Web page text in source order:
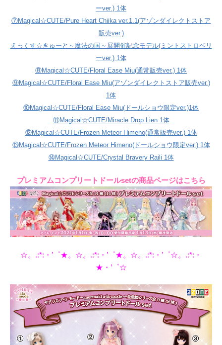
ーver.) 1体
⑦Magical☆CUTE/Pure Heart Chiika ver.1.1(アゾンダイレクトストア
販売ver.)
えっくす☆きゅーと～魔法の国～展開催記念モデル(ミントストロベリ
ーver.) 1体
⑧Magical☆CUTE/Floral Ease Miu(通常販売ver.) 1体
⑨Magical☆CUTE/Floral Ease Miu(アゾンダイレクトストア販売ver.)
1体
⑩Magical☆CUTE/Floral Ease Miu(ドールショウ限定ver.)1体
⑪Magical☆CUTE/Miracle Drop Lien 1体
⑫Magical☆CUTE/Frozen Meteor Himeno(通常販売ver.) 1体
⑬Magical☆CUTE/Frozen Meteor Himeno(ドールショウ限定ver.) 1体
⑭Magical☆CUTE/Crystal Bravery Raili 1体
プレミアムコンプリートドールsetの商品ページはこちら
☆。.:*:・’゜★。☆。.:*:・’゜★。☆。.:*:・’゜☆。.:*:・
★・’゜☆